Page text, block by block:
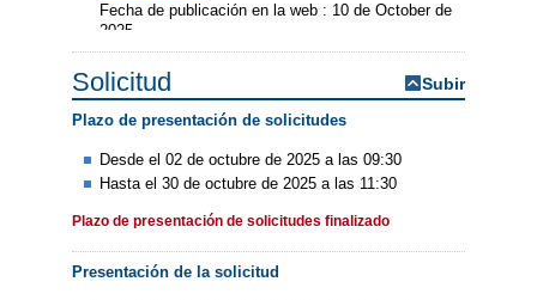
Fecha de publicación en la web : 10 de October de
2025
Solicitud Subir
Plazo de presentación de solicitudes
Desde el 02 de octubre de 2025 a las 09:30
Hasta el 30 de octubre de 2025 a las 11:30
Plazo de presentación de solicitudes finalizado
Presentación de la solicitud